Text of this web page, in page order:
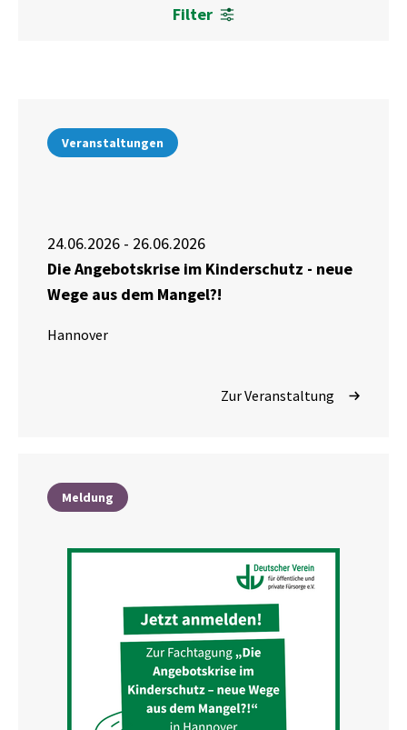
Filter
Veranstaltungen
24.06.2026 - 26.06.2026
Die Angebotskrise im Kinderschutz - neue
Wege aus dem Mangel?!
Hannover
Zur Veranstaltung
Meldung